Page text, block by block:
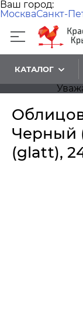
Ваш город:
МоскваСанкт-
КАТАЛОГ
Черный
(glatt),